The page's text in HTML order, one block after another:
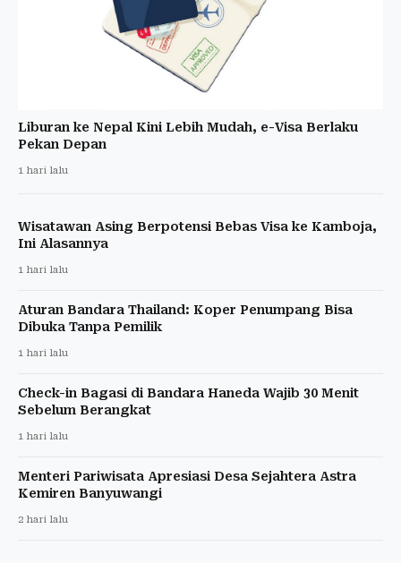
Liburan ke Nepal Kini Lebih Mudah, e-Visa Berlaku
Pekan Depan
1 hari lalu
Wisatawan Asing Berpotensi Bebas Visa ke Kamboja,
Ini Alasannya
1 hari lalu
Aturan Bandara Thailand: Koper Penumpang Bisa
Dibuka Tanpa Pemilik
1 hari lalu
Check-in Bagasi di Bandara Haneda Wajib 30 Menit
Sebelum Berangkat
1 hari lalu
Menteri Pariwisata Apresiasi Desa Sejahtera Astra
Kemiren Banyuwangi
2 hari lalu